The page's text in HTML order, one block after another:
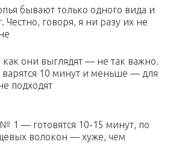
бывают только одного вида и
Честно, говоря, я ни разу их не
они выглядят — не так важно.
варятся 10 минут и меньше — для
подходят
№ 1 — готовятся 10-15 минут, по
волокон — хуже, чем